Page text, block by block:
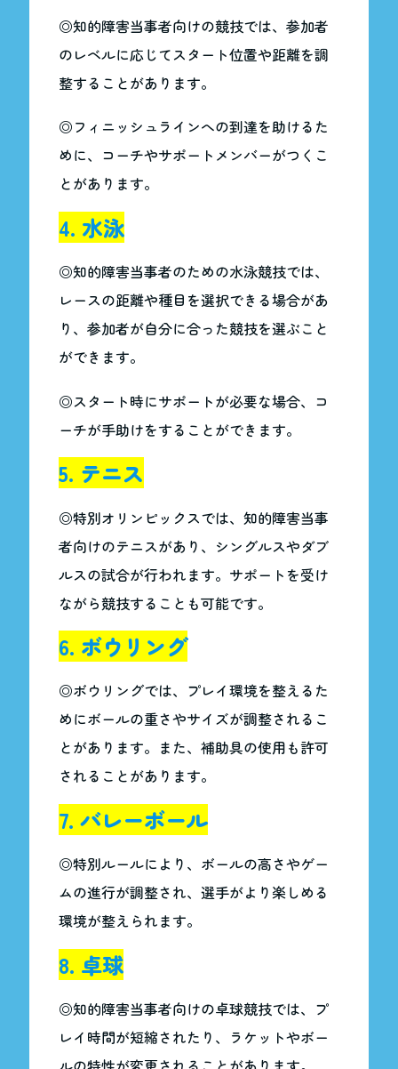
◎知的障害当事者向けの競技では、参加者
のレベルに応じてスタート位置や距離を調
整することがあります。
◎フィニッシュラインへの到達を助けるた
めに、コーチやサポートメンバーがつくこ
とがあります。
4. 水泳
◎知的障害当事者のための水泳競技では、
レースの距離や種目を選択できる場合があ
り、参加者が自分に合った競技を選ぶこと
ができます。
◎スタート時にサポートが必要な場合、コ
ーチが手助けをすることができます。
5. テニス
◎特別オリンピックスでは、知的障害当事
者向けのテニスがあり、シングルスやダブ
ルスの試合が行われます。サポートを受け
ながら競技することも可能です。
6. ボウリング
◎ボウリングでは、プレイ環境を整えるた
めにボールの重さやサイズが調整されるこ
とがあります。また、補助具の使用も許可
されることがあります。
7. バレーボール
◎特別ルールにより、ボールの高さやゲー
ムの進行が調整され、選手がより楽しめる
環境が整えられます。
8. 卓球
◎知的障害当事者向けの卓球競技では、プ
レイ時間が短縮されたり、ラケットやボー